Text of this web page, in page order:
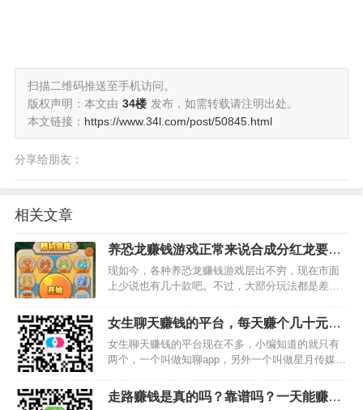
扫描二维码推送至手机访问。
版权声明：本文由 34楼 发布，如需转载请注明出处。
本文链接： https://www.34l.com/post/50845.html
分享给朋友：
相关文章
养恐龙赚钱游戏正常来说合成分红龙要多
久？我来揭秘下吧
现如今，各种养恐龙赚钱游戏层出不穷，现在市面
上少说也有几十款吧。不过，大部分玩法都是差不
最高级别有机会合成分红龙，每天享受几百元以上
的分红收益。说是这么说，不过大部分的养恐龙游
戏我们都没有看到别人…
女生聊天赚钱的平台，每天赚个几十元上
百元小意思
女生聊天赚钱的平台现在不多，小编知道的就只有
两个，一个叫做知聊app，另外一个叫做星月传媒，
天的女生，建议在这两个平台都注册一个账号，然
后设置好聊天单价，每天可以在平台里面撩小哥哥
走路赚钱是真的吗？靠谱吗？一天能赚一